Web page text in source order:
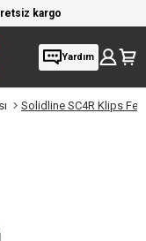
kargo
Yardım
Solidline SC4R Klips